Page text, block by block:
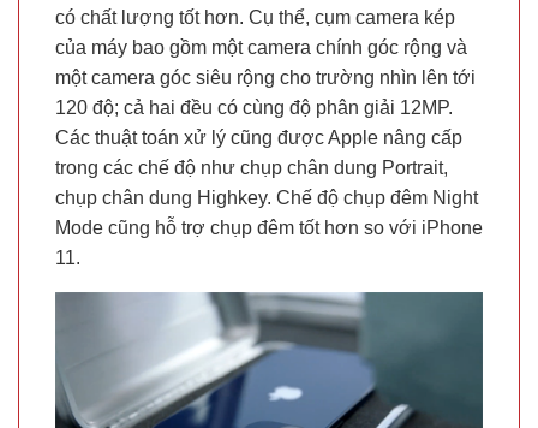
có chất lượng tốt hơn. Cụ thể, cụm camera kép
của máy bao gồm một camera chính góc rộng và
một camera góc siêu rộng cho trường nhìn lên tới
120 độ; cả hai đều có cùng độ phân giải 12MP.
Các thuật toán xử lý cũng được Apple nâng cấp
trong các chế độ như chụp chân dung Portrait,
chụp chân dung Highkey. Chế độ chụp đêm Night
Mode cũng hỗ trợ chụp đêm tốt hơn so với iPhone
11.